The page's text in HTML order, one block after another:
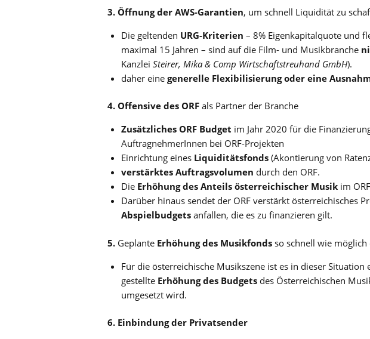
3. Öffnung der AWS-Garantien, um schnell Liquidität zu
Die geltenden URG-Kriterien – 8% Eigenkapitalquote und
maximal 15 Jahren – sind auf die Film- und Musikbranche
Kanzlei Steirer, Mika & Comp Wirtschaftstreuhand GmbH).
daher eine generelle Flexibilisierung oder eine
4. Offensive des ORF als Partner der Branche
Zusätzliches ORF Budget im Jahr 2020 für die
AuftragnehmerInnen bei ORF-Projekten
Einrichtung eines Liquiditätsfonds(Akontierung von
verstärktes Auftragsvolumen durch den ORF.
Die Erhöhung des Anteils österreichischer Musikim
Darüber hinaus sendet der ORF verstärkt österreichisches
Abspielbudgetsanfallen, die es zu finanzieren gilt.
5. Geplante Erhöhung des Musikfonds so schnell wie
Für die österreichische Musikszene ist es in dieser Situation
gestellte Erhöhung des Budgetsdes Österreichischen
umgesetzt wird.
6. Einbindung der Privatsender